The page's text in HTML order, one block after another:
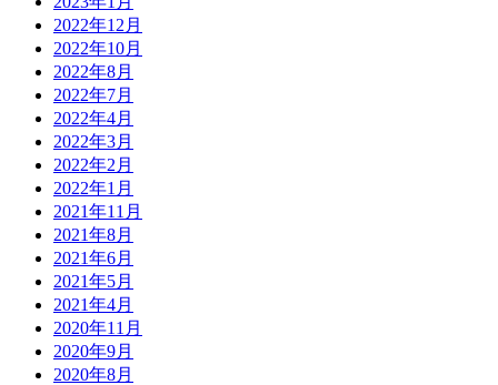
2022年12月
2022年10月
2022年8月
2022年7月
2022年4月
2022年3月
2022年2月
2022年1月
2021年11月
2021年8月
2021年6月
2021年5月
2021年4月
2020年11月
2020年9月
2020年8月